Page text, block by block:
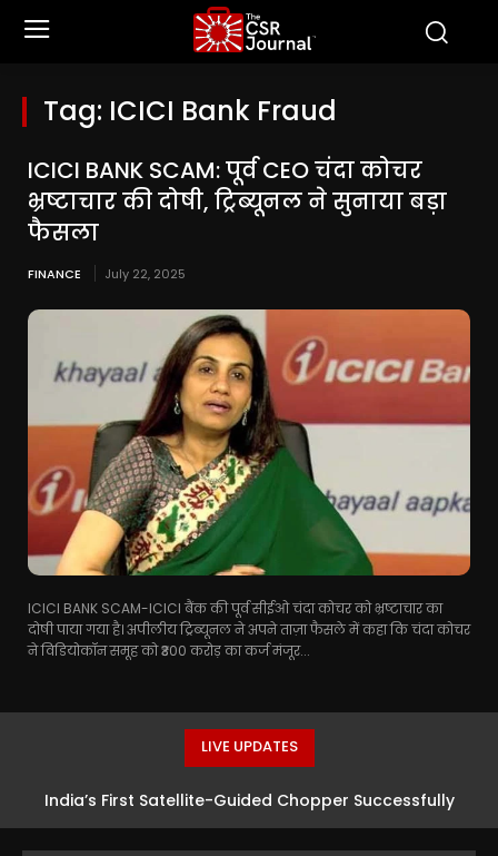
Tag: ICICI Bank Fraud
ICICI BANK SCAM: पूर्व CEO चंदा कोचर
भ्रष्टाचार की दोषी, ट्रिब्यूनल ने सुनाया बड़ा
फैसला
FINANCE July 22, 2025
ICICI BANK SCAM-ICICI बैंक की पूर्व सीईओ चंदा कोचर को भ्रष्टाचार का
दोषी पाया गया है। अपीलीय ट्रिब्यूनल ने अपने ताज़ा फैसले में कहा कि चंदा कोचर
ने विडियोकॉन समूह को ₹300 करोड़ का कर्ज मंजूर...
LIVE UPDATES
India’s First Satellite-Guided Chopper Successfully